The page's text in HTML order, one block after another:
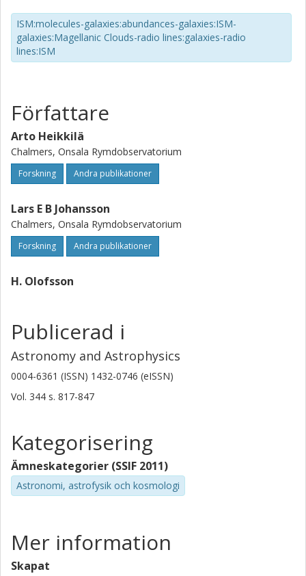
ISM:molecules-galaxies:abundances-galaxies:ISM-
galaxies:Magellanic Clouds-radio lines:galaxies-radio
lines:ISM
Författare
Arto Heikkilä
Chalmers, Onsala Rymdobservatorium
Forskning Andra publikationer
Lars E B Johansson
Chalmers, Onsala Rymdobservatorium
Forskning Andra publikationer
H. Olofsson
Publicerad i
Astronomy and Astrophysics
0004-6361 (ISSN) 1432-0746 (eISSN)
Vol. 344 s. 817-847
Kategorisering
Ämneskategorier (SSIF 2011)
Astronomi, astrofysik och kosmologi
Mer information
Skapat